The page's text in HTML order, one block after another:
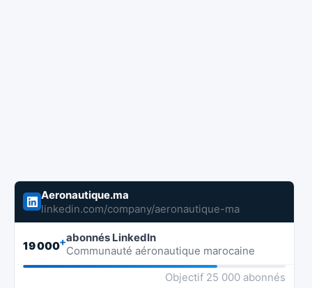
Aeronautique.ma
linkedin.com/company/aeronautique-ma
19 000+abonnés LinkedIn
Communauté aéronautique marocaine
Objectif 25 000 abonnés